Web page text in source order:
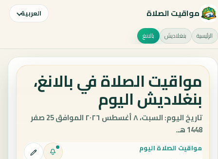
مواقيت الصلاة العربية
الرئيسية بنغلاديش بالانغ
مواقيت الصلاة في بالانغ،
بنغلاديش اليوم
تاريخ اليوم: السبت، ٨ أغسطس ٢٠٢٦ الموافق 25 صفر
1448 هـ.
مواقيت الصلاة اليوم